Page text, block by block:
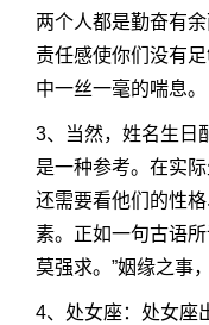
两个人都是勤奋有
责任感使你们没有
中一丝一毫的喘息。
3、当然，姓名生日
是一种参考。在实
还需要看他们的性
素。正如一句古语
莫强求。”姻缘之事
4、处女座：处女座